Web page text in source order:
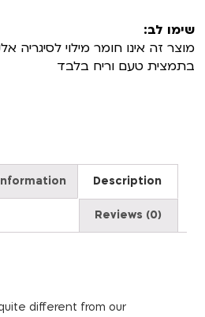
שימו לב:
מוצר זה אינו חומר מילוי לסיגריה
בתמצית טעם וריח בלבד
Description
Reviews (0)
different from our